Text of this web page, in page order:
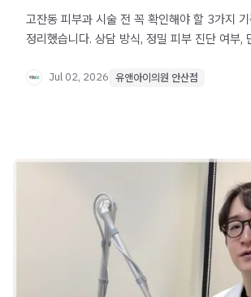
고잔동 피부과 시술 전 꼭 확인해야 할 3가지
정리했습니다. 상담 방식, 정밀 피부 진단 여부,
있습니다.Jul 02, 2026 유앤아이의원 안산점